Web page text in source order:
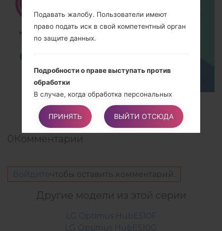
0Комментарии
Войдитечтобы оставить комментарий.
Другие модели из этой серии
LG Optimus HubE510F
LG Optimus HubE510G
Подавать жалобу. Пользователи имеют
право подать иск в свой компетентный орган
по защите данных.
Подробности о праве выступать против
обработки
В случае, когда обработка персональных
данных происходит в общественных
интересах, во время выполнения
предоставленных владельцу официальных
полномочий, или для целей законных
выступать против такой обработки,
предоставляя основание, связанное с их
такое возражение.
ПРИНЯТЬ ВЫЙТИ ОТСЮДА